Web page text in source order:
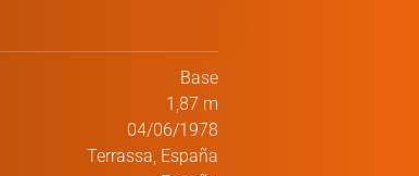
Base
1,87 m
04/06/1978
Terrassa, España